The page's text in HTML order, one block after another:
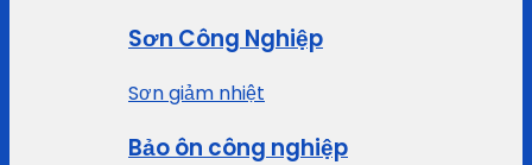
Sơn Công Nghiệp
Sơn giảm nhiệt
Bảo ôn công nghiệp